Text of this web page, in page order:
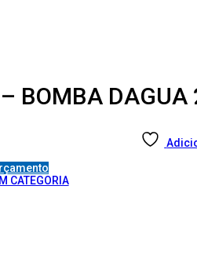
BOMBA DAGUA
CATEGORIA